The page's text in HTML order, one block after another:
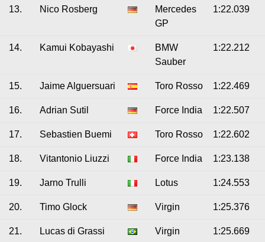
13. Nico Rosberg
Mercedes
GP
1:22.039
14. Kamui Kobayashi
BMW
Sauber
1:22.212
15. Jaime Alguersuari Toro Rosso 1:22.469
16. Adrian Sutil Force India 1:22.507
17. Sebastien Buemi Toro Rosso 1:22.602
18. Vitantonio Liuzzi Force India 1:23.138
19. Jarno Trulli Lotus 1:24.553
20. Timo Glock Virgin 1:25.376
21. Lucas di Grassi Virgin 1:25.669